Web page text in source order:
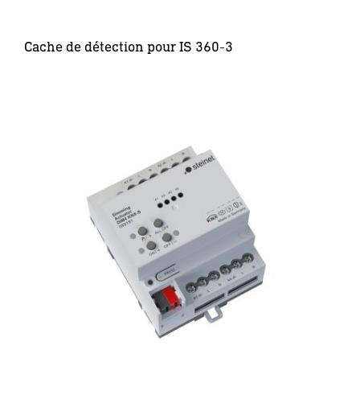
Cache de détection pour IS 360-3